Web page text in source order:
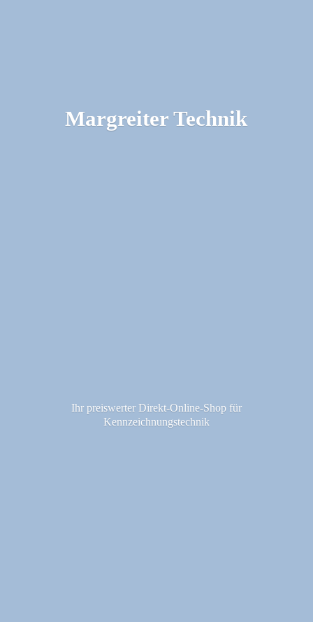
Margreiter Technik
Ihr preiswerter Direkt-Online-Shop für
Kennzeichnungstechnik